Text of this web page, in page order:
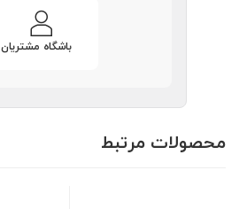
باشگاه مشتریان
محصولات مرتبط